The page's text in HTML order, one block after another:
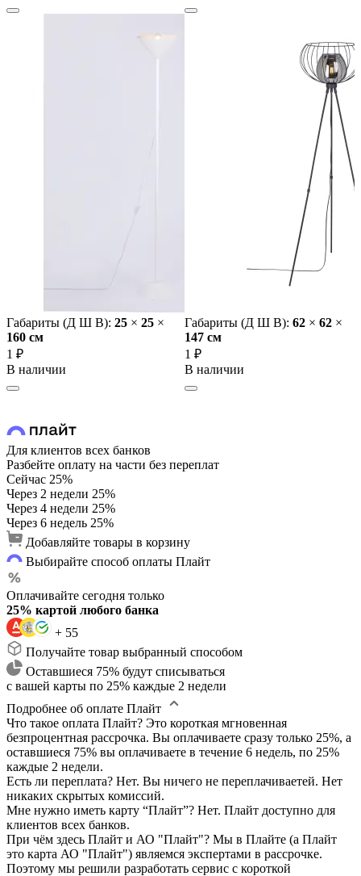
Габариты (Д Ш В): 25 × 25 ×
160 cм
1 ₽
В наличии
Габариты (Д Ш В): 62 × 62 ×
147 cм
1 ₽
В наличии
Для клиентов всех банков
Разбейте оплату на части без переплат
Сейчас 25%
Через 2 недели 25%
Через 4 недели 25%
Через 6 недель 25%
Добавляйте товары в корзину
Выбирайте способ оплаты Плайт
Оплачивайте сегодня только
25% картой любого банка
+ 55
Получайте товар выбранный способом
Оставшиеся 75% будут списываться
с вашей карты по 25% каждые 2 недели
Подробнее об оплате Плайт
Что такое оплата Плайт? Это короткая мгновенная
безпроцентная рассрочка. Вы оплачиваете сразу только 25%, а
оставшиеся 75% вы оплачиваете в течение 6 недель, по 25%
каждые 2 недели.
Есть ли переплата? Нет. Вы ничего не переплачиваетей. Нет
никаких скрытых комиссий.
Мне нужно иметь карту “Плайт”? Нет. Плайт доступно для
клиентов всех банков.
При чём здесь Плайт и АО "Плайт"? Мы в Плайте (а Плайт
это карта АО "Плайт") являемся экспертами в рассрочке.
Поэтому мы решили разработать сервис с короткой